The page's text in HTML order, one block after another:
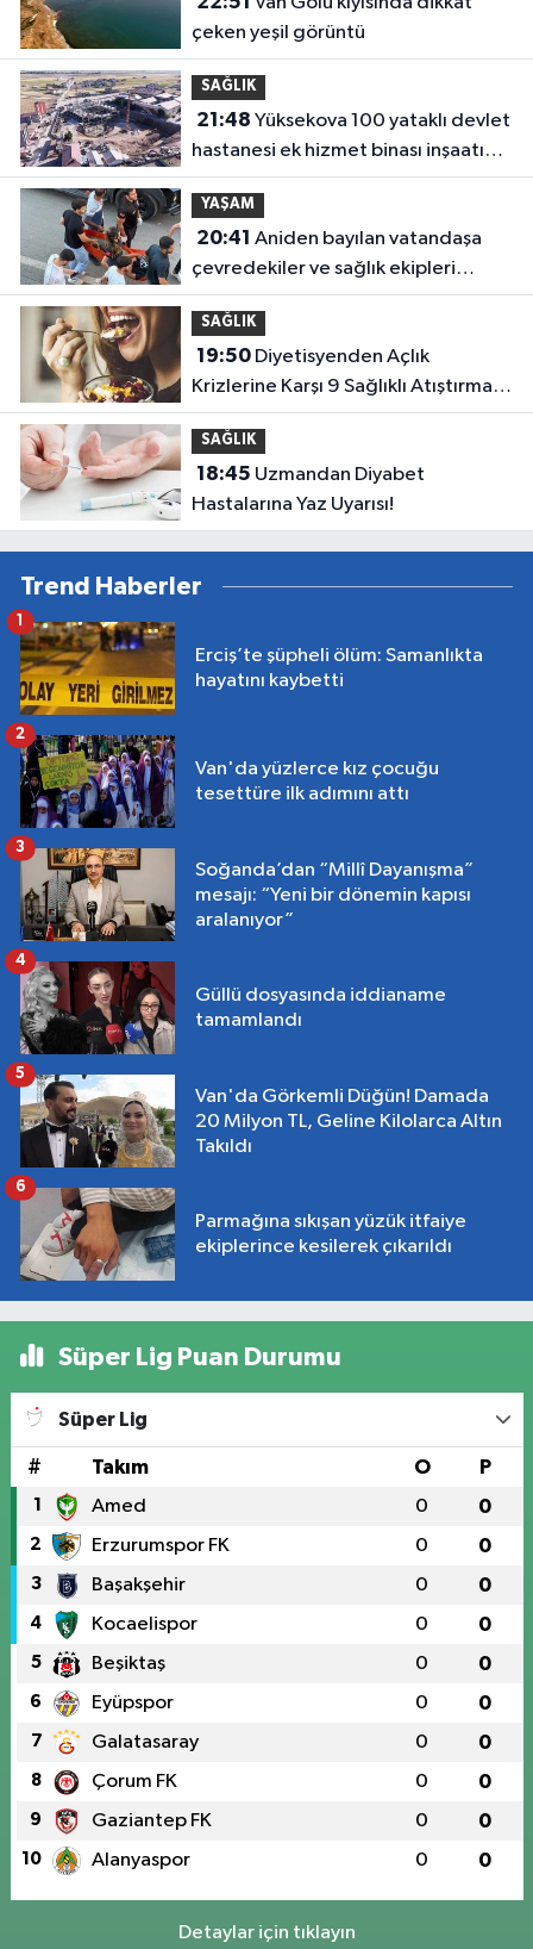
çeken yeşil görüntü
SAĞLIK
21:48
hastanesi ek hizmet binası inşaatı
yükseliyor
YAŞAM
20:41
çevredekiler ve sağlık ekipleri
müdahale etti
SAĞLIK
19:50Diyetisyenden Açlık
Krizlerine Karşı 9 Sağlıklı Atıştırmalık
Önerisi
SAĞLIK
18:45
Hastalarına Yaz Uyarısı!
Trend Haberler
Erciş’te şüpheli ölüm: Samanlıkta
hayatını kaybetti
1
Van'da yüzlerce kız çocuğu
tesettüre ilk adımını attı
2
Soğanda’dan “Millî Dayanışma”
mesajı: “Yeni bir dönemin kapısı
aralanıyor”
3
Güllü dosyasında iddianame
tamamlandı
4
Van'da Görkemli Düğün! Damada
20 Milyon TL, Geline Kilolarca Altın
Takıldı
5
Parmağına sıkışan yüzük itfaiye
ekiplerince kesilerek çıkarıldı
6
Süper Lig Puan Durumu
Süper Lig
# Takım O P
1 Amed 0 0
2 Erzurumspor FK 0 0
3 Başakşehir 0 0
4 Kocaelispor 0 0
5 Beşiktaş 0 0
6 Eyüpspor 0 0
7 Galatasaray 0 0
8 Çorum FK 0 0
9 Gaziantep FK 0 0
10 Alanyaspor 0 0
Detaylar için tıklayın